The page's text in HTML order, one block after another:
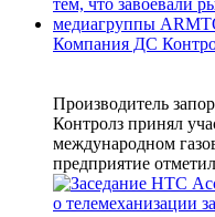
Компания ДС
Производитель
Контролз принял
международном
предприятие